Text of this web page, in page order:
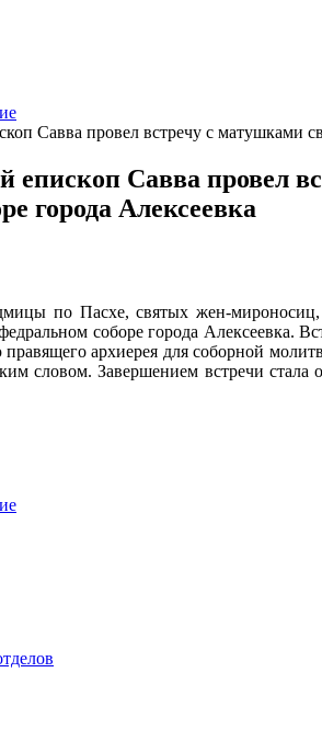
Савва провел встречу с матушками
Савва провел
города Алексеевка
по Пасхе, святых жен-
соборе города Алексеевка.
архиерея для соборной
словом. Завершением встречи